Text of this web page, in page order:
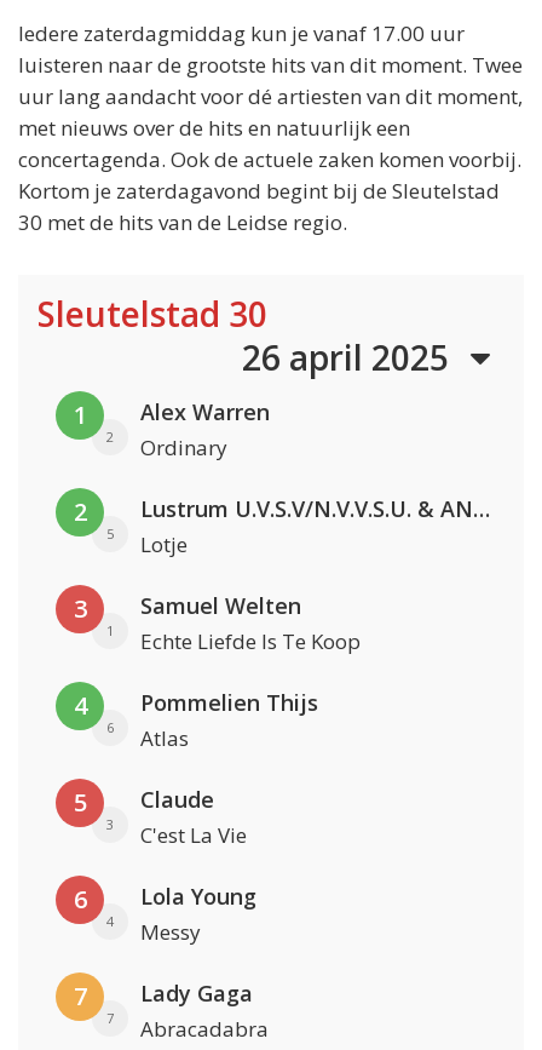
Iedere zaterdagmiddag kun je vanaf 17.00 uur
luisteren naar de grootste hits van dit moment. Twee
uur lang aandacht voor dé artiesten van dit moment,
met nieuws over de hits en natuurlijk een
concertagenda. Ook de actuele zaken komen voorbij.
Kortom je zaterdagavond begint bij de Sleutelstad
30 met de hits van de Leidse regio.
Sleutelstad 30
26 april 2025
1
2
Alex Warren
Ordinary
2
5
Lustrum U.V.S.V/N.V.V.S.U. & ANNO ONS & Jopke van Dobbenburgh & Roeland Beelen
Lotje
3
1
Samuel Welten
Echte Liefde Is Te Koop
4
6
Pommelien Thijs
Atlas
5
3
Claude
C'est La Vie
6
4
Lola Young
Messy
7
7
Lady Gaga
Abracadabra